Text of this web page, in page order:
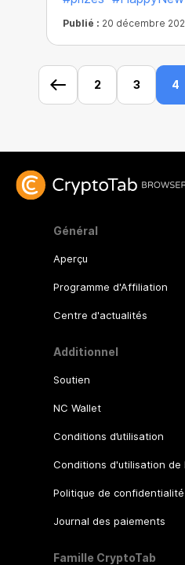
lundi !
Publié : 20 décembre
2 3 4
Général
Aperçu
Programme d'Affiliation
Centre d'actualités
Additionnel
Soutien
NC Wallet
Conditions d’utilisation
Conditions d'utilisation de
Politique de confidentialité
Journal des paiements
Famille CryptoTab